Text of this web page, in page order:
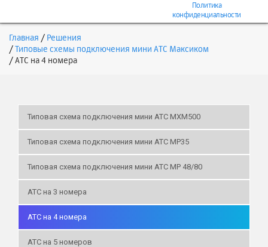
Политика
конфиденциальности
Главная
Решения
Типовые схемы подключения мини АТС Максиком
АТС на 4 номера
Типовая схема подключения мини АТС MXM500
Типовая схема подключения мини АТС MP35
Типовая схема подключения мини АТС MP 48/80
АТС на 3 номера
АТС на 4 номера
АТС на 5 номеров